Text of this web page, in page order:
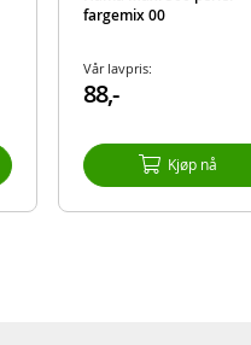
fargemix 00
Vår lavpris:
88,-
Kjøp nå